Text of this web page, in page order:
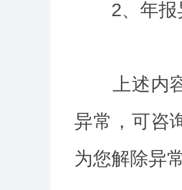
2、年报
上述内容
异常，可咨
为您解除异